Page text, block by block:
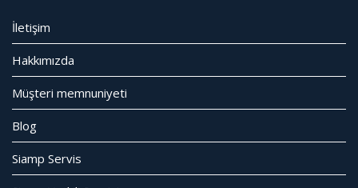
İletişim
Hakkımızda
Müşteri memnuniyeti
Blog
Siamp Servis